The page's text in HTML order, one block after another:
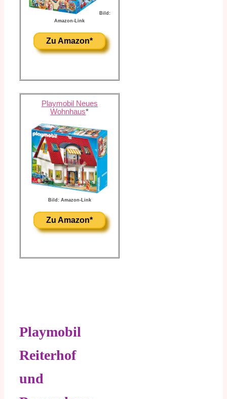
Bild:
Amazon-Link
Zu Amazon*
Playmobil Neues
Wohnhaus*
Bild: Amazon-Link
Zu Amazon*
Playmobil
Reiterhof
und